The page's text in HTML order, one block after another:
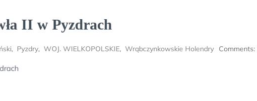
II w Pyzdrach
, Pyzdry, WOJ. WIELKOPOLSKIE, Wrąbczynkowskie Holendry Comments: